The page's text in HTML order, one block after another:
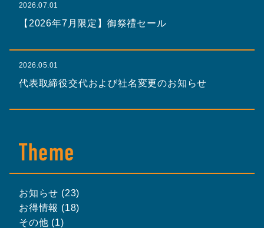
2026.07.01
【2026年7月限定】御祭禮セール
2026.05.01
代表取締役交代および社名変更のお知らせ
お知らせ (23)
お得情報 (18)
その他 (1)